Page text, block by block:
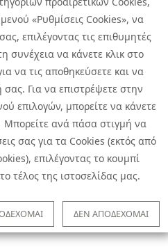
«Ρυθμίσεις Cookies», να
επιλέγοντας τις επιθυμητές
συνέχεια να κάνετε κλικ στο
να τις αποθηκεύσετε και να
Για να επιστρέψετε στην
επιλογών, μπορείτε να κάνετε
Μπορείτε ανά πάσα στιγμή να
σας για τα Cookies (εκτός από
επιλέγοντας το κουμπί
τέλος της ιστοσελίδας μας.
ΔΕΝ ΑΠΟΔΕΧΟΜΑΙ
κάθε νόμιμου δικαιώματος.
Cookies | Όροι Χρήσης
σχετικά με την επεξεργασία
πατήστεεδώ .
Δήλωση Απορρήτου Υποβολής